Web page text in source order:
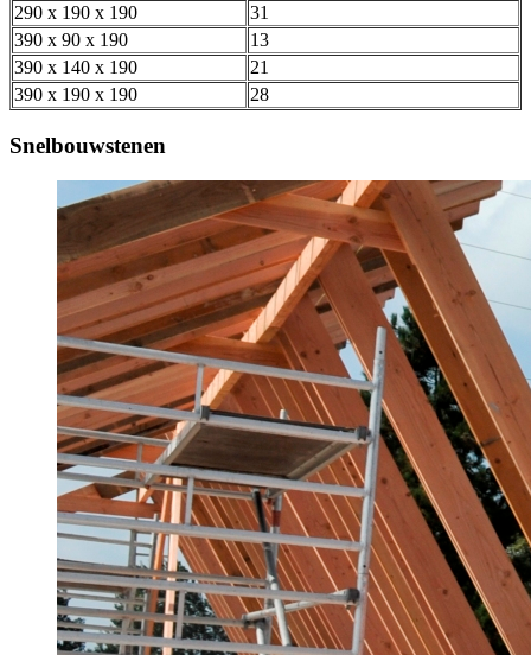
290 x 190 x 190
31
390 x 90 x 190
13
390 x 140 x 190
21
390 x 190 x 190
28
Snelbouwstenen